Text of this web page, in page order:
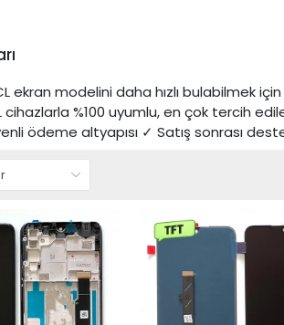
ekran modelini daha hızlı bulabilmek
cihazlarla %100 uyumlu, en çok tercih
ödeme altyapısı ✓ Satış sonrası